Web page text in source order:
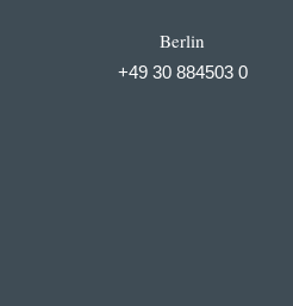
Berlin
+49 30 884503 0